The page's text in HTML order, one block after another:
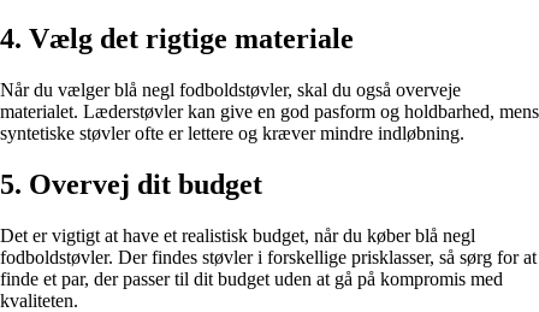
4. Vælg det rigtige materiale
Når du vælger blå negl fodboldstøvler, skal du også overveje
materialet. Læderstøvler kan give en god pasform og holdbarhed, mens
syntetiske støvler ofte er lettere og kræver mindre indløbning.
5. Overvej dit budget
Det er vigtigt at have et realistisk budget, når du køber blå negl
fodboldstøvler. Der findes støvler i forskellige prisklasser, så sørg for at
finde et par, der passer til dit budget uden at gå på kompromis med
kvaliteten.